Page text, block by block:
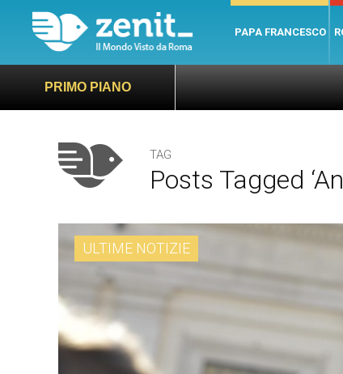
PAPA FRANCESCO
PRIMO PIANO Il Vaticano
TAG
Posts Tagged
ULTIME NOTIZIE